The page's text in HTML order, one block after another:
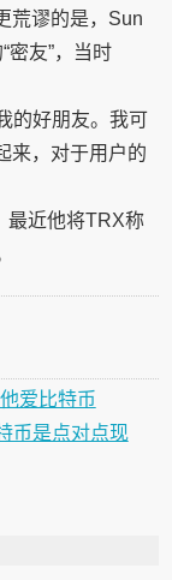
荒谬的是，Sun
密友”，当时
的好朋友。我可
来，对于用户的
最近他将TRX称
爱比特币
币是点对点现